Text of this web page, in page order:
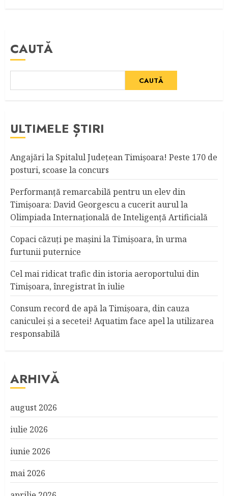
CAUTĂ
CAUTĂ
ULTIMELE ȘTIRI
Angajări la Spitalul Judeţean Timişoara! Peste 170 de
posturi, scoase la concurs
Performanță remarcabilă pentru un elev din
Timișoara: David Georgescu a cucerit aurul la
Olimpiada Internațională de Inteligență Artificială
Copaci căzuţi pe maşini la Timişoara, în urma
furtunii puternice
Cel mai ridicat trafic din istoria aeroportului din
Timişoara, înregistrat în iulie
Consum record de apă la Timişoara, din cauza
caniculei şi a secetei! Aquatim face apel la utilizarea
responsabilă
ARHIVĂ
august 2026
iulie 2026
iunie 2026
mai 2026